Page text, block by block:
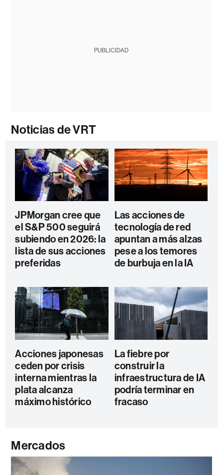
PUBLICIDAD
Noticias de VRT
JPMorgan cree que
el S&P 500 seguirá
subiendo en 2026: la
lista de sus acciones
preferidas
Las acciones de
tecnología de red
apuntan a más alzas
pese a los temores
de burbuja en la IA
Acciones japonesas
ceden por crisis
interna mientras la
plata alcanza
máximo histórico
La fiebre por
construir la
infraestructura de IA
podría terminar en
fracaso
Mercados